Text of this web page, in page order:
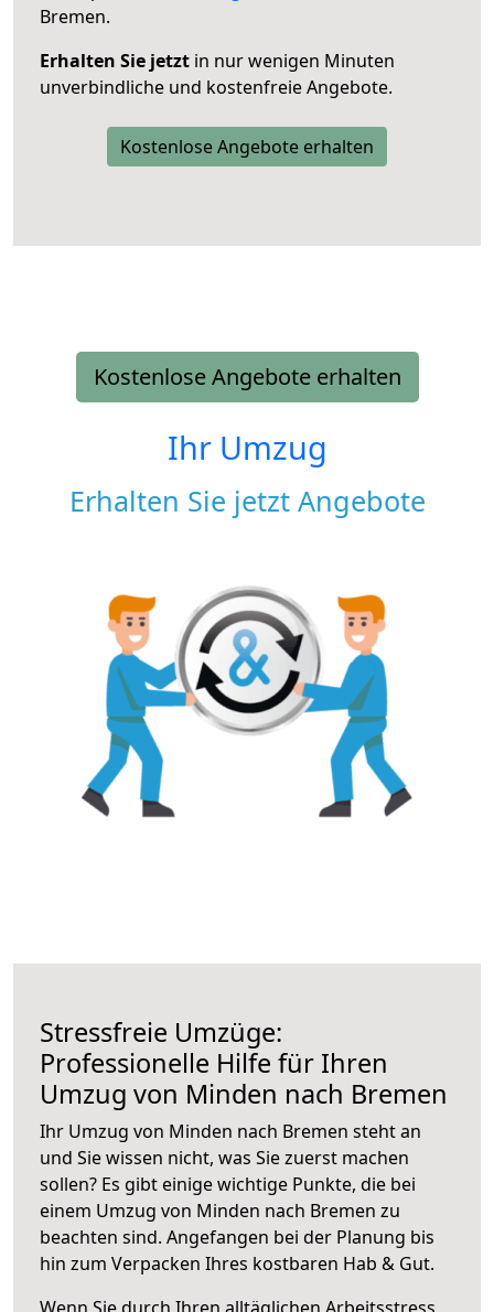
Bremen.
Erhalten Sie jetzt in nur wenigen Minuten
unverbindliche und kostenfreie Angebote.
Kostenlose Angebote erhalten
Kostenlose Angebote erhalten
Ihr Umzug
Erhalten Sie jetzt Angebote
Stressfreie Umzüge:
Professionelle Hilfe für Ihren
Umzug von Minden nach Bremen
Ihr Umzug von Minden nach Bremen steht an
und Sie wissen nicht, was Sie zuerst machen
sollen? Es gibt einige wichtige Punkte, die bei
einem Umzug von Minden nach Bremen zu
beachten sind. Angefangen bei der Planung bis
hin zum Verpacken Ihres kostbaren Hab & Gut.